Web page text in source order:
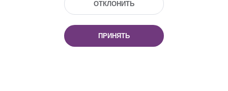
Тел.: (+375 17) 368 37 37, Факс: (+375 17)
Эл. почта: inbox@nlb.by
ОТКЛОНИТЬ
ПРИНЯТЬ